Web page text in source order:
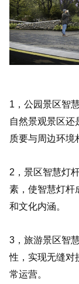
1，公园景区智
自然景观景区还
质要与周边环境
2，景区智慧灯
素，使智慧灯杆
和文化内涵。
3，旅游景区智
性，实现无缝对
常运营。